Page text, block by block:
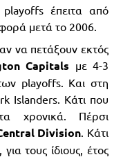
έπειτα από
μετά το 2006.
να πετάξουν εκτός
Capitals με 4-3
playoffs. Και στη
Islanders. Κάτι που
χρονικά. Πέρσι
Division. Κάτι
τους ίδιους, έτος